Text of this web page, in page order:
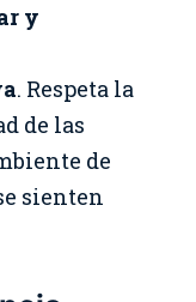
y
. Respeta la
de las
de
sienten